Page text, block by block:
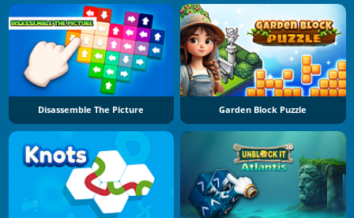
Disassemble The Picture Garden Block Puzzle